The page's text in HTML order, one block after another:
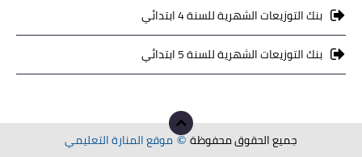
بنك التوزيعات الشهرية للسنة 4 ابتدائي
بنك التوزيعات الشهرية للسنة 5 ابتدائي
جميع الحقوق محفوظة © موقع المنارة التعليمي